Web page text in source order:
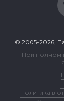
© 2005-2026,
При полном
Политика в